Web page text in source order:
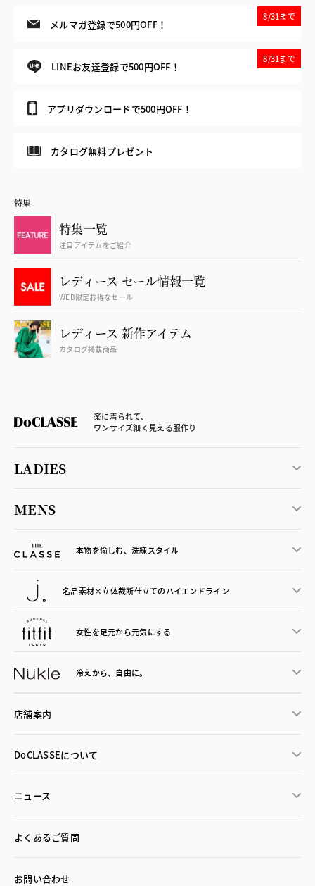
メルマガ登録で500円OFF！
8/31まで
LINEお友達登録で500円OFF！
8/31まで
アプリダウンロードで500円OFF！
カタログ無料プレゼント
特集
特集一覧
注目アイテムをご紹介
レディース セール情報一覧
WEB限定お得なセール
レディース 新作アイテム
カタログ掲載商品
楽に着られて、
ワンサイズ細く見える服作り
LADIES
MENS
本物を愉しむ、洗練スタイル
名品素材×立体裁断仕立てのハイエンドライン
女性を足元から元気にする
冷えから、 自由に。
店舗案内
DoCLASSEについて
ニュース
よくあるご質問
お問い合わせ